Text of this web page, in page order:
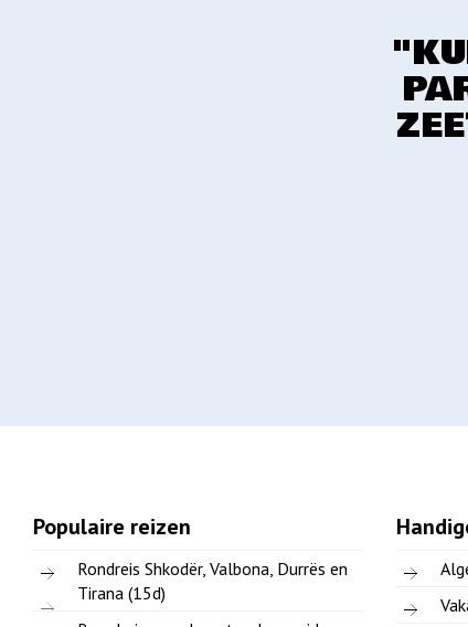
Populaire reizen
Rondreis Shkodër, Valbona, Durrës en
Tirana (15d)